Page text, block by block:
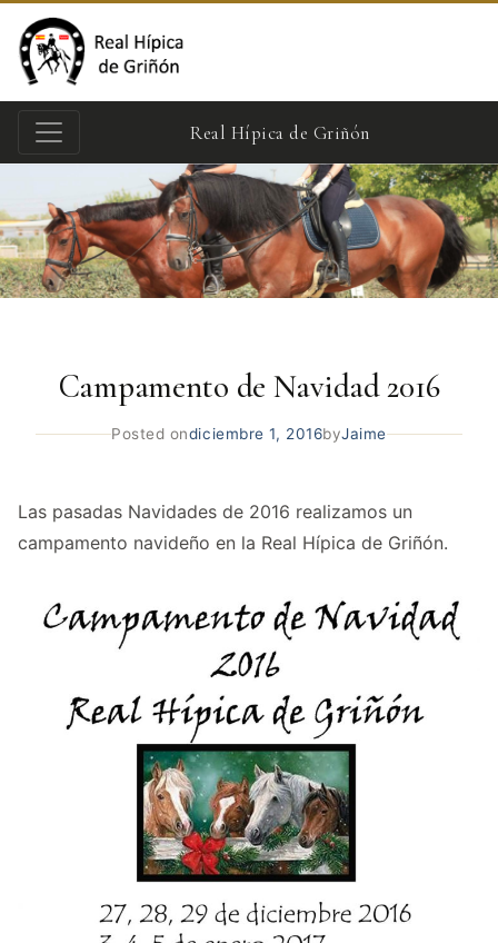
Real Hípica de Griñón
Campamento de Navidad 2016
Posted ondiciembre 1, 2016byJaime
Las pasadas Navidades de 2016 realizamos un
campamento navideño en la Real Hípica de Griñón.